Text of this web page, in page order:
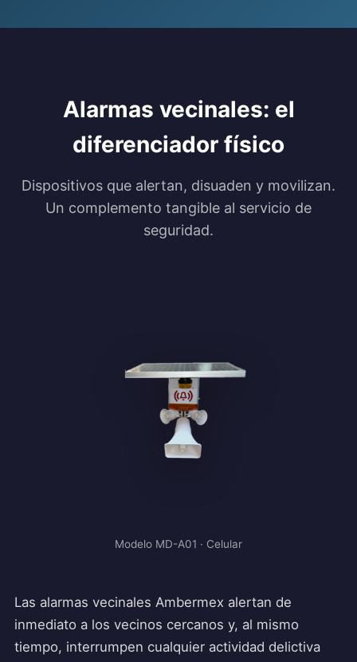
Alarmas vecinales: el
diferenciador físico
Dispositivos que alertan, disuaden y movilizan.
Un complemento tangible al servicio de
seguridad.
Modelo MD-A01 · Celular
Las alarmas vecinales Ambermex alertan de
inmediato a los vecinos cercanos y, al mismo
tiempo, interrumpen cualquier actividad delictiva